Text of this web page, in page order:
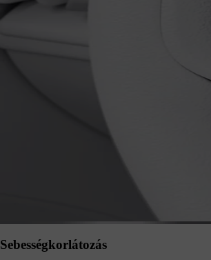
Sebességkorlátozás